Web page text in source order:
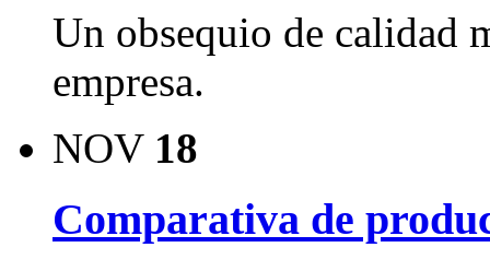
Un obsequio de calidad
empresa.
NOV 18
Comparativa de